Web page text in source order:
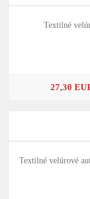
Textilné
27,30
Textilné velúrové